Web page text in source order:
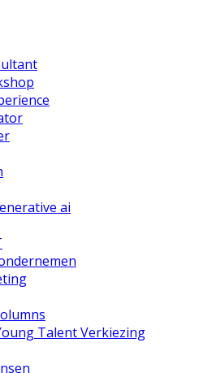
ai
Talent Verkiezing